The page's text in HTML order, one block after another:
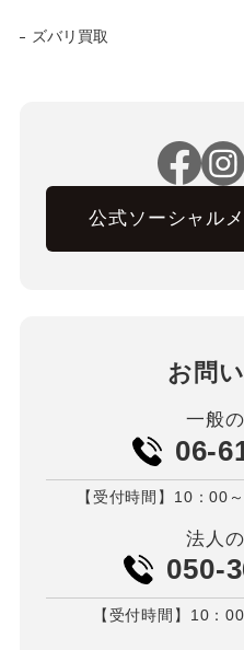
ズバリ買取
公式ソーシャル
お問
一般
06-
【受付時間】10：00
法人
050-
【受付時間】10：